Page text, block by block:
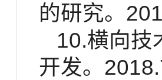
的研究。
10.横向技
开发。